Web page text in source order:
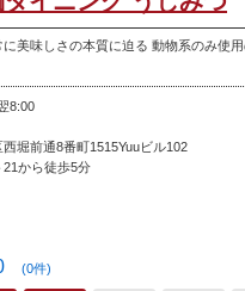
美味しさの本質に迫る 動物系のみ使
8:00
堀前通8番町1515Yuuビル102
21から徒歩5分
(0件)